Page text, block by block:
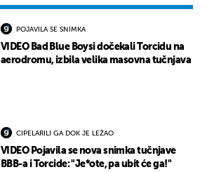
POJAVILA SE SNIMKA
VIDEO Bad Blue Boysi dočekali Torcidu na
aerodromu, izbila velika masovna tučnjava
CIPELARILI GA DOK JE LEŽAO
VIDEO Pojavila se nova snimka tučnjave
BBB-a i Torcide: "Je*ote, pa ubit će ga!"